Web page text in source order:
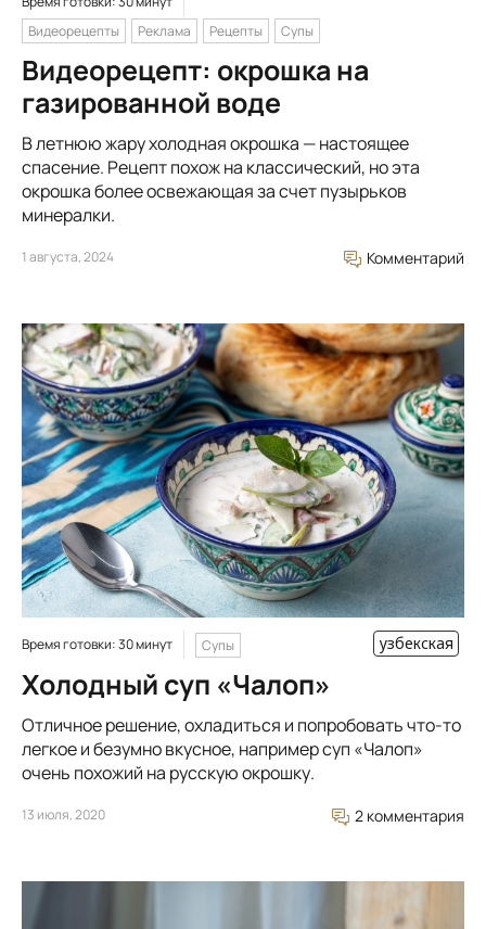
Видеорецепты
Реклама Рецепты Супы
Видеорецепт: окрошка на
газированной воде
В летнюю жару холодная окрошка — настоящее
спасение. Рецепт похож на классический, но эта
окрошка более освежающая за счет пузырьков
минералки.
1 августа, 2024 Комментарий
Время готовки: 30 минут Супы узбекская
Холодный суп «Чалоп»
Отличное решение, охладиться и попробовать что-то
легкое и безумно вкусное, например суп «Чалоп»
очень похожий на русскую окрошку.
13 июля, 2020 2 комментария